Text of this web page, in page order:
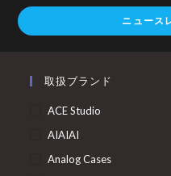
ニュース
取扱ブランド
ACE Studio
AIAIAI
Analog Cases